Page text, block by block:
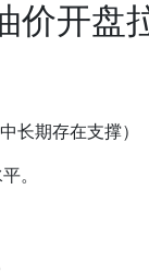
价开盘
长期存在支撑）
。